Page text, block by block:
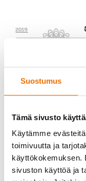
Suostumus
Tämä sivusto
Käytämme
toimivuutta ja
käyttökokemuksen.
sivuston käyttöä ja